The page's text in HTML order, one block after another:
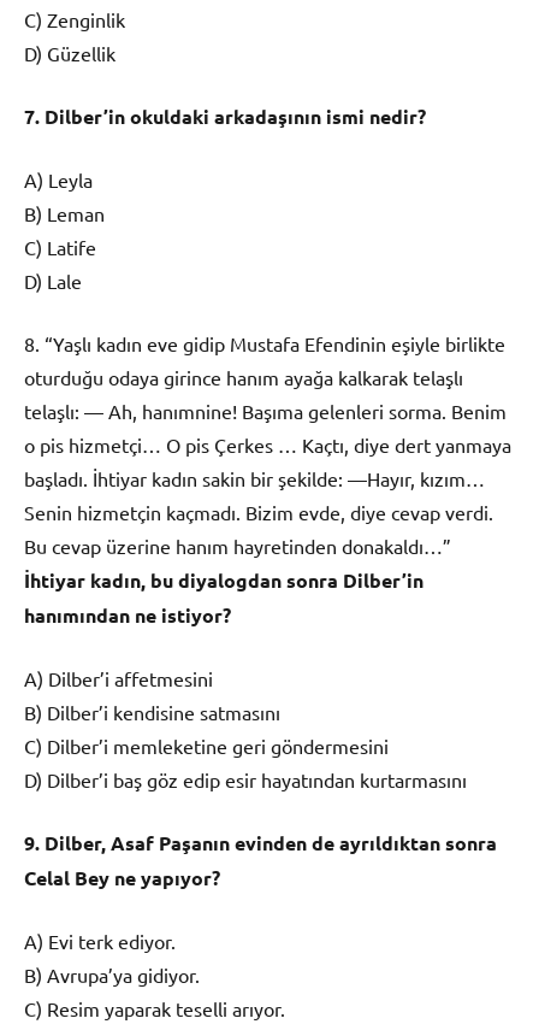
C) Zenginlik
D) Güzellik
7. Dilber’in okuldaki arkadaşının ismi nedir?
A) Leyla
B) Leman
C) Latife
D) Lale
8. “Yaşlı kadın eve gidip Mustafa Efendinin eşiyle birlikte
oturduğu odaya girince hanım ayağa kalkarak telaşlı
telaşlı: — Ah, hanımnine! Başıma gelenleri sorma. Benim
o pis hizmetçi… O pis Çerkes … Kaçtı, diye dert yanmaya
başladı. İhtiyar kadın sakin bir şekilde: —Hayır, kızım…
Senin hizmetçin kaçmadı. Bizim evde, diye cevap verdi.
Bu cevap üzerine hanım hayretinden donakaldı…”
İhtiyar kadın, bu diyalogdan sonra Dilber’in
hanımından ne istiyor?
A) Dilber’i affetmesini
B) Dilber’i kendisine satmasını
C) Dilber’i memleketine geri göndermesini
D) Dilber’i baş göz edip esir hayatından kurtarmasını
9. Dilber, Asaf Paşanın evinden de ayrıldıktan sonra
Celal Bey ne yapıyor?
A) Evi terk ediyor.
B) Avrupa’ya gidiyor.
C) Resim yaparak teselli arıyor.